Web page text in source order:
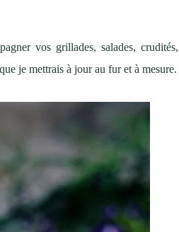
vos grillades, salades, crudités,
que je mettrais à jour au fur et à mesure.